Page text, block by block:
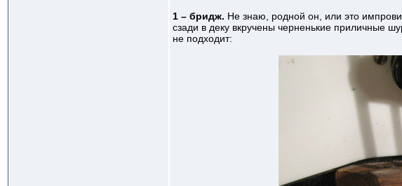
1 – бридж. Не знаю, родной он, или это
сзади в деку вкручены черненькие приличные
не подходит: